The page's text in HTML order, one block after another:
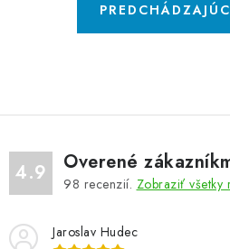
4.9 Overené
98 recenzií. Zobraziť všetky
Jaroslav Hudec